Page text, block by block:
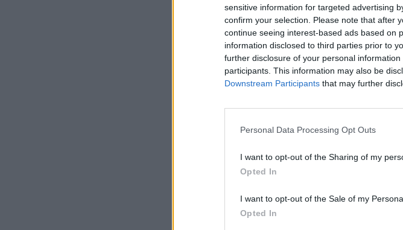
sensitive information for targeted advertising
confirm your selection. Please note that after
continue seeing interest-based ads based on
information disclosed to third parties prior to
further disclosure of your personal
participants. This information may also be
Downstream Participants that may further
Personal Data Processing Opt Outs
I want to opt-out of the Sharing of my
Opted In
I want to opt-out of the Sale of my
Opted In